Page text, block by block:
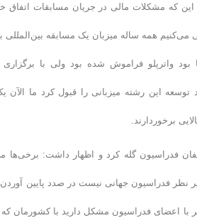
این که مشکلات مالی در جریان مسابقات اتفاق
همه ساله میزبان یک مسابقه بین‌المللی
برخوردارند.
فدراسیون گله کرد و اظهار داشت: برخی‌ها
نظر فدراسیون جهانی نیست در صدد پایین
با اعضای فدراسیون مشکل دارید با کشورمان که